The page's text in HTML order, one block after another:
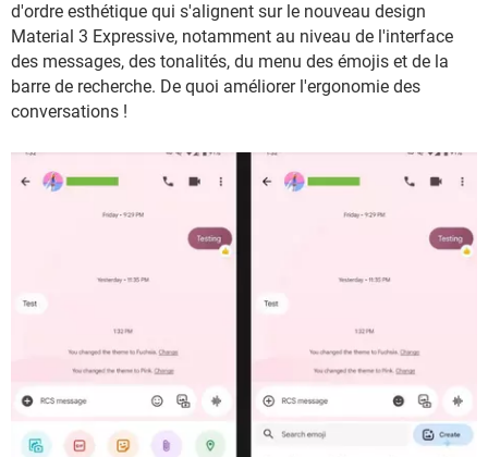
d'ordre esthétique qui s'alignent sur le nouveau design
Material 3 Expressive, notamment au niveau de l'interface
des messages, des tonalités, du menu des émojis et de la
barre de recherche. De quoi améliorer l'ergonomie des
conversations !